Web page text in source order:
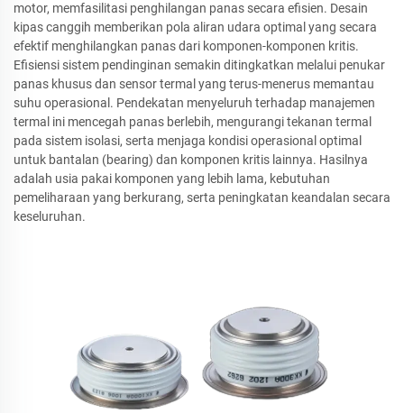
motor, memfasilitasi penghilangan panas secara efisien. Desain
kipas canggih memberikan pola aliran udara optimal yang secara
efektif menghilangkan panas dari komponen-komponen kritis.
Efisiensi sistem pendinginan semakin ditingkatkan melalui penukar
panas khusus dan sensor termal yang terus-menerus memantau
suhu operasional. Pendekatan menyeluruh terhadap manajemen
termal ini mencegah panas berlebih, mengurangi tekanan termal
pada sistem isolasi, serta menjaga kondisi operasional optimal
untuk bantalan (bearing) dan komponen kritis lainnya. Hasilnya
adalah usia pakai komponen yang lebih lama, kebutuhan
pemeliharaan yang berkurang, serta peningkatan keandalan secara
keseluruhan.